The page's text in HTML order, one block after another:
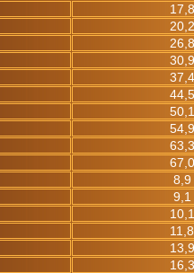
17,8
20,2
26,8
30,9
37,4
44,5
50,1
54,9
63,3
67,0
8,9
9,1
10,1
11,8
13,9
16,3